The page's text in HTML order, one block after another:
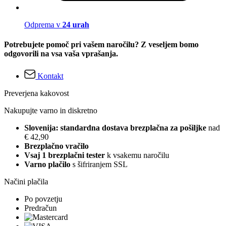
Odprema v 24 urah
Potrebujete pomoč pri vašem naročilu? Z veseljem bomo
odgovorili na vsa vaša vprašanja.
Kontakt
Preverjena kakovost
Nakupujte varno in diskretno
Slovenija: standardna dostava brezplačna za pošiljke nad
€ 42,90
Brezplačno vračilo
Vsaj 1 brezplačni tester k vsakemu naročilu
Varno plačilo s šifriranjem SSL
Načini plačila
Po povzetju
Predračun